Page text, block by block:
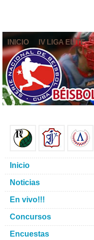
INICIO IV LIGA ELITE
Inicio
Noticias
En vivo!!!
Concursos
Encuestas